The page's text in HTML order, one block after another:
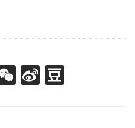
WeChat
Sina